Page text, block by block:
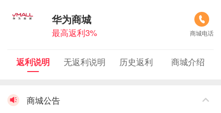
华为商城
最高返利3% 商城电话
返利说明 无返利说明 历史返利 商城介绍
商城公告